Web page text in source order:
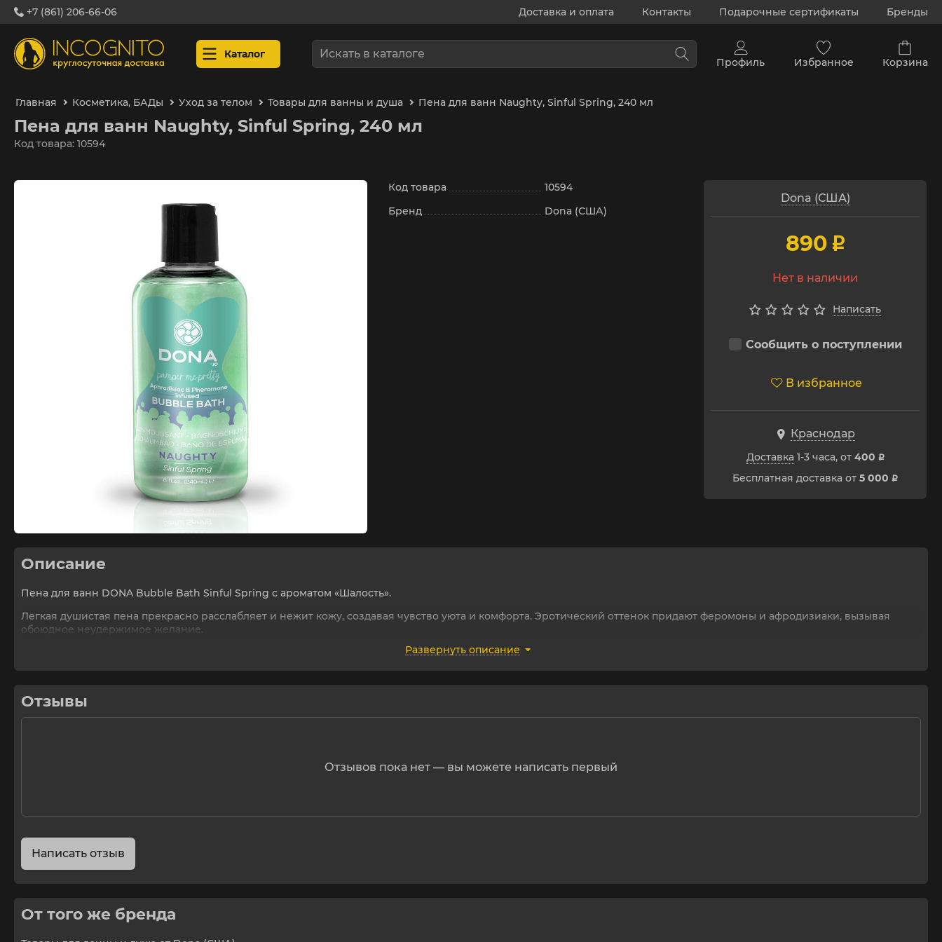
+7 (861) 206-66-06 Доставка и оплата Контакты Подарочные сертификаты Бренды
Каталог
Профиль Избранное Корзина
Главная Косметика, БАДы Уход за телом Товары для ванны и душа Пена для ванн Naughty, Sinful Spring, 240 мл
Пена для ванн Naughty, Sinful Spring, 240 мл
Код товара: 10594
Код товара
10594
Бренд
Dona (США)
Dona (США)
890 p
Нет в наличии
Написать
Сообщить о поступлении
В избранное
Краснодар
Доставка 1-3 часа, от 400 p
Бесплатная доставка от 5 000 p
Описание
Пена для ванн DONA Bubble Bath Sinful Spring с ароматом «Шалость».
Легкая душистая пена прекрасно расслабляет и нежит кожу, создавая чувство уюта и комфорта. Эротический оттенок придают феромоны и афродизиаки, вызывая
обоюдное неудержимое желание.
Чтобы пена была более пушистой, средство следует вылить в ванну, когда она наполняется водой.
Развернуть описание
Отзывы
Отзывов пока нет — вы можете написать первый
Написать отзыв
От того же бренда